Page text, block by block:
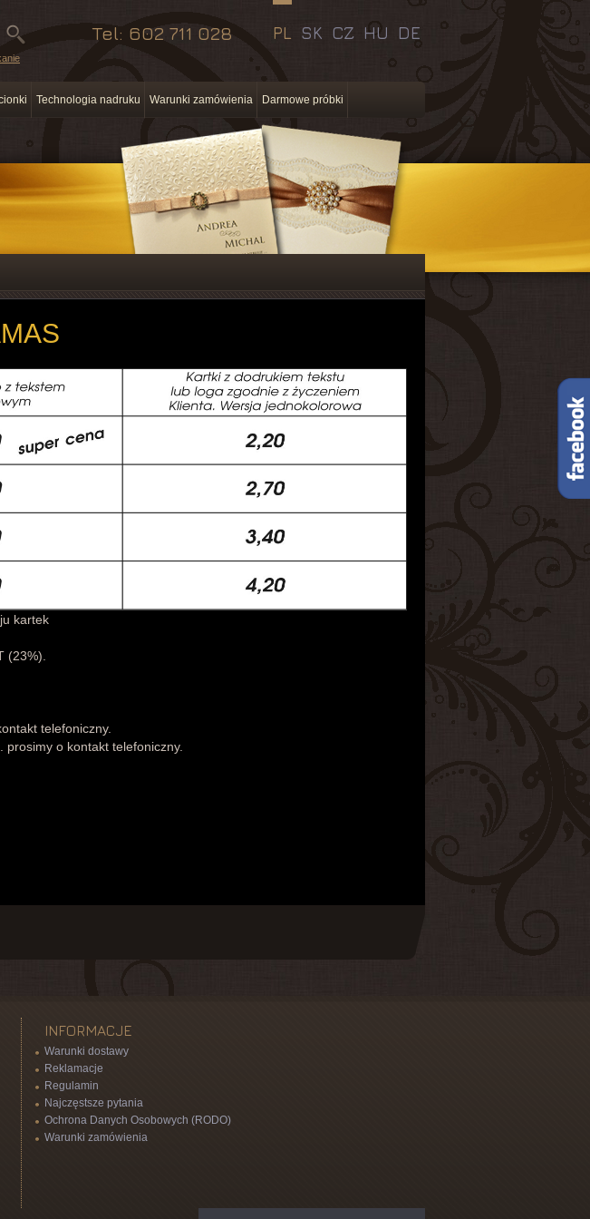
Tel: 602 711 028 DE
HU
CZ
SK
PL
Technologia nadruku Warunki zamówienia Darmowe próbki
kartek
(23%).
telefoniczny.
o kontakt telefoniczny.
INFORMACJE
Warunki dostawy
Reklamacje
Regulamin
Najczęstsze pytania
Ochrona Danych Osobowych (RODO)
Warunki zamówienia